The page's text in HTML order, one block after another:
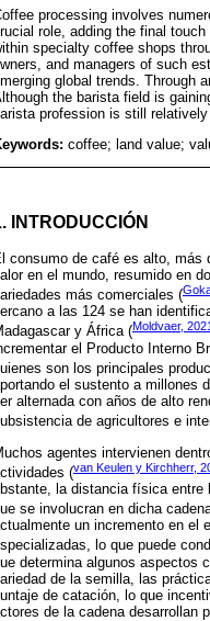
processing involves
role, adding the final
specialty coffee shops
and managers of such
global trends. Through
the barista field is
profession is still
coffee; land value;
INTRODUCCIÓN
consumo de café es alto, más
en el mundo, resumido en
más comerciales (
a las 124 se han
y África (Moldvaer, 2021
el Producto Interno
son los principales
el sustento a millones
alternada con años de alto
de agricultores e
agentes intervienen
(van Keulen y Kirchherr,
la distancia física entre
se involucran en dicha
un incremento en el
lo que puede
determina algunos aspectos
de la semilla, las
de catación, lo que
de la cadena desarrollan